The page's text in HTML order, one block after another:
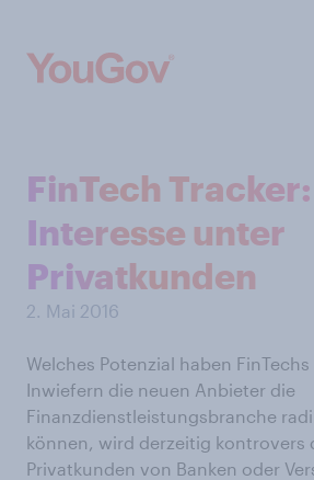
FinTech
Interesse unter
Privatkunden
2. Mai 2016
Welches Potenzial haben
Inwiefern die neuen Anbieter die
Finanzdienstleistungsbranche
können, wird derzeitig kontrovers
Privatkunden von Banken oder